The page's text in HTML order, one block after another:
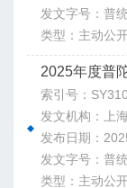
发文字号：普
类型：主动公
2025年度普
索引号：
发文机构：上
发布日期：
发文字号：普
类型：主动公